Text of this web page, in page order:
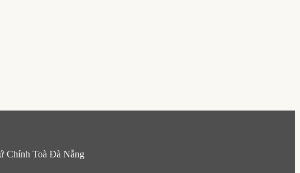
Chính Toà Đà Nẵng